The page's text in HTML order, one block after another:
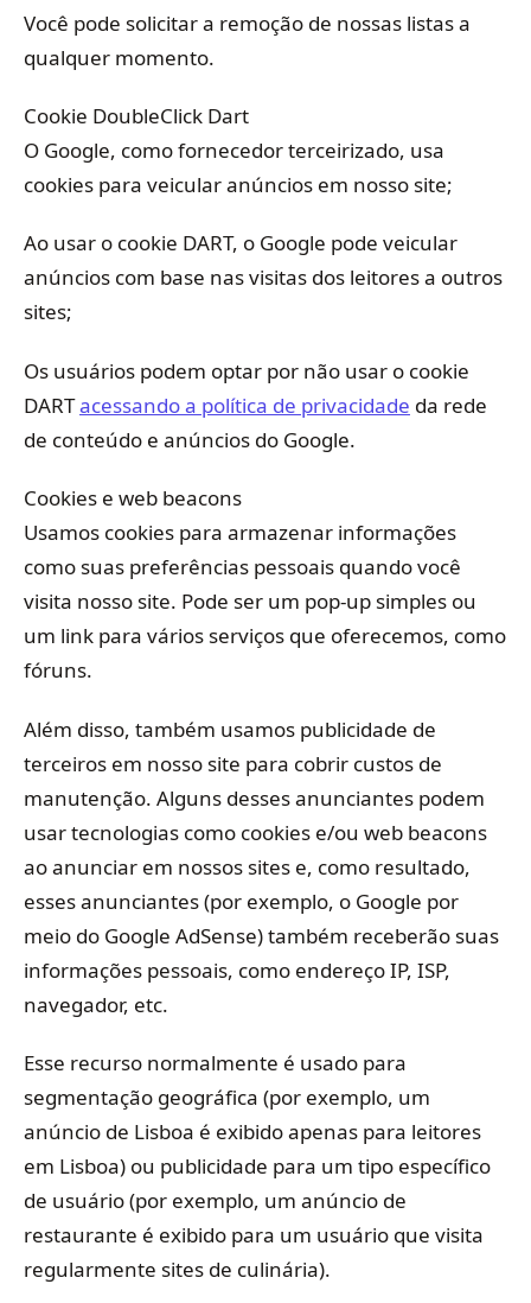
Você pode solicitar a remoção de nossas listas a
qualquer momento.
Cookie DoubleClick Dart
O Google, como fornecedor terceirizado, usa
cookies para veicular anúncios em nosso site;
Ao usar o cookie DART, o Google pode veicular
anúncios com base nas visitas dos leitores a outros
sites;
Os usuários podem optar por não usar o cookie
DARTacessando a política de privacidade da rede
de conteúdo e anúncios do Google.
Cookies e web beacons
Usamos cookies para armazenar informações
como suas preferências pessoais quando você
visita nosso site. Pode ser um pop-up simples ou
um link para vários serviços que oferecemos, como
fóruns.
Além disso, também usamos publicidade de
terceiros em nosso site para cobrir custos de
manutenção. Alguns desses anunciantes podem
usar tecnologias como cookies e/ou web beacons
ao anunciar em nossos sites e, como resultado,
esses anunciantes (por exemplo, o Google por
meio do Google AdSense) também receberão suas
informações pessoais, como endereço IP, ISP,
navegador, etc.
Esse recurso normalmente é usado para
segmentação geográfica (por exemplo, um
anúncio de Lisboa é exibido apenas para leitores
em Lisboa) ou publicidade para um tipo específico
de usuário (por exemplo, um anúncio de
restaurante é exibido para um usuário que visita
regularmente sites de culinária).